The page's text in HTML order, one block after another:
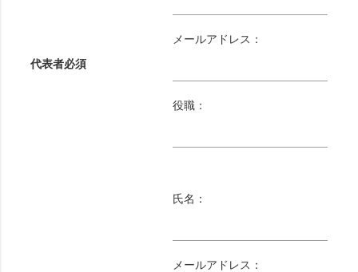
代表者必須
メールアドレス：
役職：
氏名：
メールアドレス：